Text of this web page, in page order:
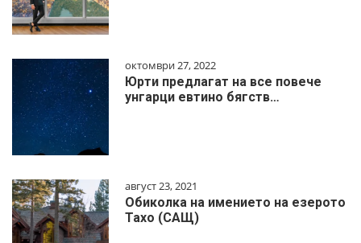
октомври 27, 2022
Юрти предлагат на все повече
унгарци евтино бягств…
август 23, 2021
Обиколка на имението на езерото
Тахо (САЩ)